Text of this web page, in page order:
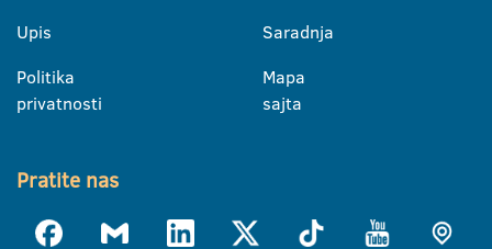
Upis
Politika
privatnosti
Saradnja
Mapa
sajta
Pratite nas